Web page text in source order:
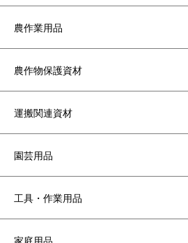
農作業用品
農作物保護資材
運搬関連資材
園芸用品
工具・作業用品
家庭用品